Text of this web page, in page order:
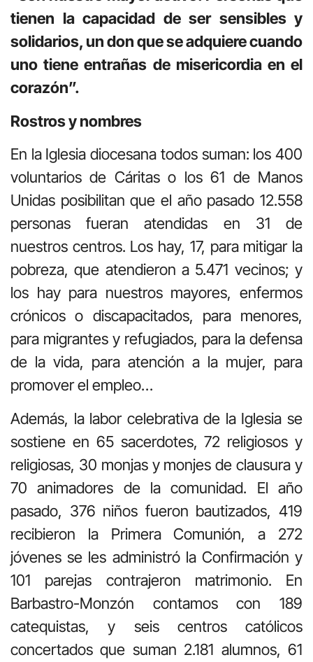
tienen la capacidad de ser sensibles y
solidarios, un don que se adquiere cuando
uno tiene entrañas de misericordia en el
corazón”.
Rostros y nombres
En la Iglesia diocesana todos suman: los 400
voluntarios de Cáritas o los 61 de Manos
Unidas posibilitan que el año pasado 12.558
personas fueran atendidas en 31 de
nuestros centros. Los hay, 17, para mitigar la
pobreza, que atendieron a 5.471 vecinos; y
los hay para nuestros mayores, enfermos
crónicos o discapacitados, para menores,
para migrantes y refugiados, para la defensa
de la vida, para atención a la mujer, para
promover el empleo…
Además, la labor celebrativa de la Iglesia se
sostiene en 65 sacerdotes, 72 religiosos y
religiosas, 30 monjas y monjes de clausura y
70 animadores de la comunidad. El año
pasado, 376 niños fueron bautizados, 419
recibieron la Primera Comunión, a 272
jóvenes se les administró la Confirmación y
101 parejas contrajeron matrimonio. En
Barbastro-Monzón contamos con 189
catequistas, y seis centros católicos
concertados que suman 2.181 alumnos, 61